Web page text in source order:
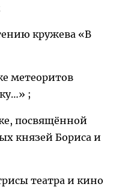
кружева «В
метеоритов
;
посвящённой
князей Бориса и
театра и кино